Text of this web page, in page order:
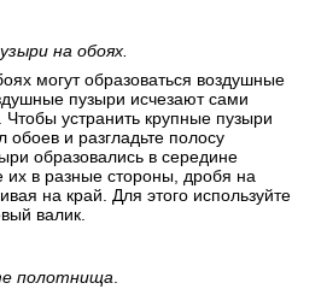
на обоях.
могут образоваться воздушные
пузыри исчезают сами
устранить крупные пузыри
обоев и разгладьте полосу
образовались в середине
их в разные стороны, дробя на
на край. Для этого используйте
валик.
полотнища.